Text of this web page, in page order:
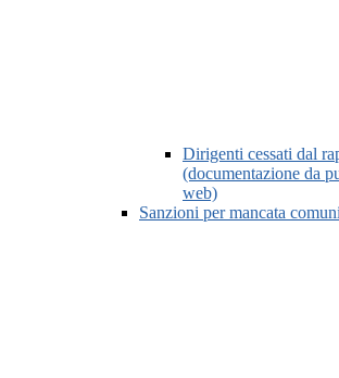
Dirigenti cessati dal
(documentazione da
web)
Sanzioni per mancata